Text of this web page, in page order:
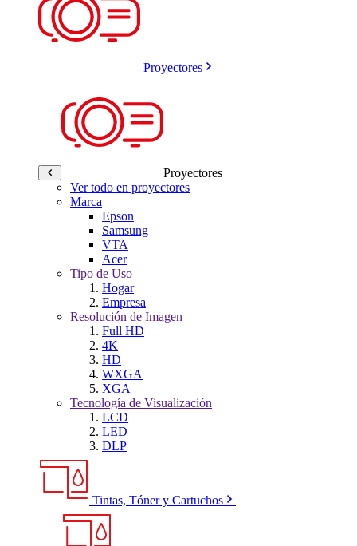
Proyectores
Proyectores
Ver todo en proyectores
Marca
Epson
Samsung
VTA
Acer
Tipo de Uso
Hogar
Empresa
Resolución de Imagen
Full HD
4K
HD
WXGA
XGA
Tecnología de Visualización
LCD
LED
DLP
Tintas, Tóner y Cartuchos